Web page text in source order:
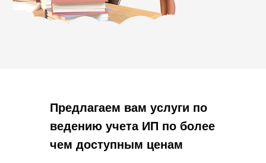
Предлагаем вам услуги по
ведению учета ИП по более
чем доступным ценам